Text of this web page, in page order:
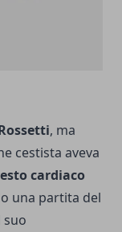
, ma
cestista aveva
cardiaco
una partita del
suo